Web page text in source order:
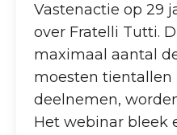
Vastenactie op 29
over Fratelli Tutti.
maximaal aantal
moesten
deelnemen,
Het webinar bleek